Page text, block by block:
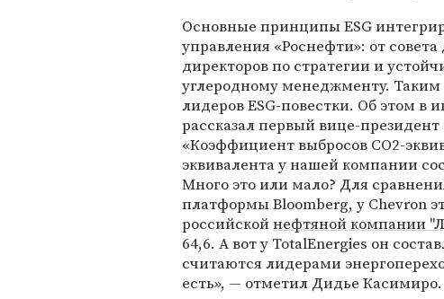
Основные принципы ESG
управления «Роснефти»: от
директоров по стратегии и
углеродному менеджменту.
лидеров ESG-повестки. Об этом в
рассказал первый вице-
«Коэффициент выбросов CO2-
эквивалента у нашей компании
Много это или мало? Для
платформы Bloomberg, у Chevron
российскойнефтяной компании
64,6. А вот у TotalEnergies он
считаются лидерами
есть», — отметил Дидье Касимиро.